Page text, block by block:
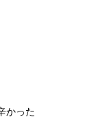
かった